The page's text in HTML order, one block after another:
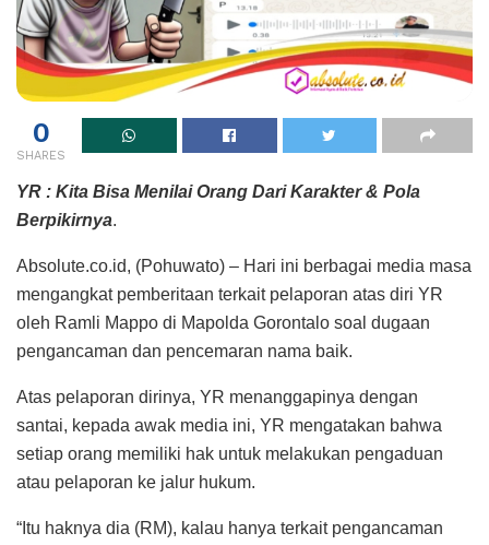
0
SHARES
YR : Kita Bisa Menilai Orang Dari Karakter & Pola
Berpikirnya.
Absolute.co.id, (Pohuwato) – Hari ini berbagai media masa
mengangkat pemberitaan terkait pelaporan atas diri YR
oleh Ramli Mappo di Mapolda Gorontalo soal dugaan
pengancaman dan pencemaran nama baik.
Atas pelaporan dirinya, YR menanggapinya dengan
santai, kepada awak media ini, YR mengatakan bahwa
setiap orang memiliki hak untuk melakukan pengaduan
atau pelaporan ke jalur hukum.
“Itu haknya dia (RM), kalau hanya terkait pengancaman